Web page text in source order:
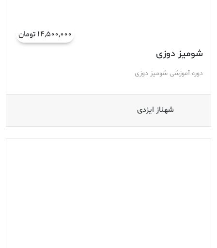
۱۴,۵۰۰,۰۰۰ تومان
شومیز دوزی
دوره آموزشی شومیز دوزی
شهناز ایزدی